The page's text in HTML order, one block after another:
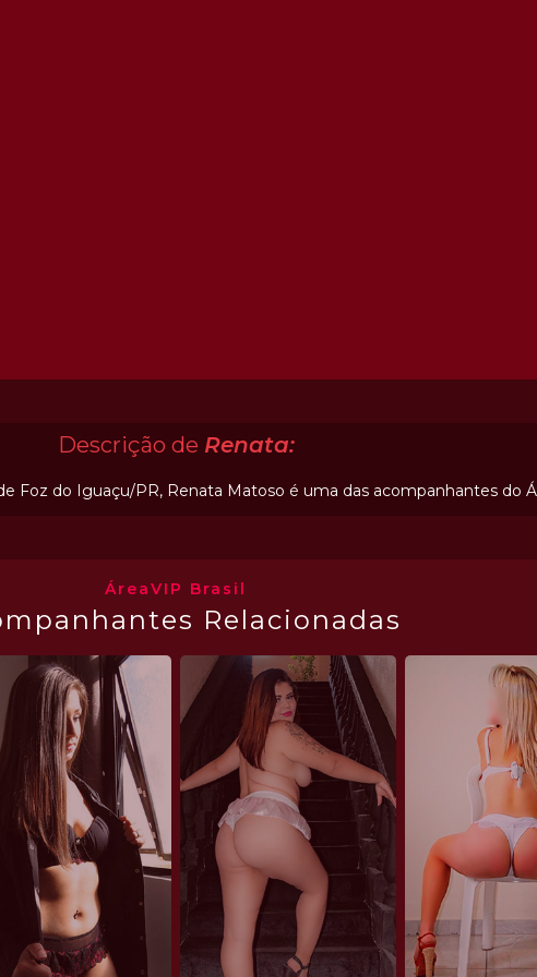
Descrição de Renata:
Foz do Iguaçu/PR, Renata Matoso é uma das acompanhantes do
ÁreaVIP Brasil
Relacionadas